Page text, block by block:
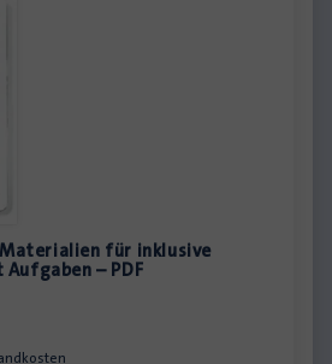
für inklusive
– PDF